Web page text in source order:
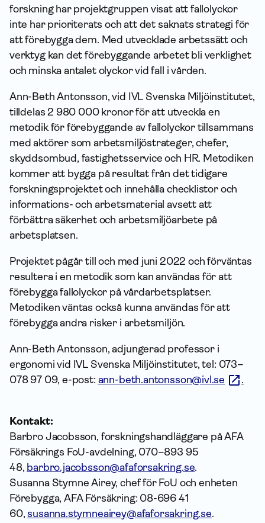
forskning har projektgruppen visat att fallolyckor
inte har prioriterats och att det saknats strategi för
att förebygga dem. Med utvecklade arbetssätt och
verktyg kan det förebyggande arbetet bli verklighet
och minska antalet olyckor vid fall i vården.
Ann-Beth Antonsson, vid IVL Svenska Miljöinstitutet,
tilldelas 2 980 000 kronor för att utveckla en
metodik för förebyggande av fallolyckor tillsammans
med aktörer som arbetsmiljöstrateger, chefer,
skyddsombud, fastighetsservice och HR. Metodiken
kommer att bygga på resultat från det tidigare
forskningsprojektet och innehålla checklistor och
informations- och arbetsmaterial avsett att
förbättra säkerhet och arbetsmiljöarbete på
arbetsplatsen.
Projektet pågår till och med juni 2022 och förväntas
resultera i en metodik som kan användas för att
förebygga fallolyckor på vårdarbetsplatser.
Metodiken väntas också kunna användas för att
förebygga andra risker i arbetsmiljön.
Ann-Beth Antonsson, adjungerad professor i
ergonomi vid IVL Svenska Miljöinstitutet, tel: 073–
078 97 09, e-post: ann-beth.antonsson@ivl.se .
Kontakt:
Barbro Jacobsson, forskningshandläggare på AFA
Försäkrings FoU-avdelning, 070–893 95
48, barbro.jacobsson@afaforsakring.se.
Susanna Stymne Airey, chef för FoU och enheten
Förebygga, AFA Försäkring: 08-696 41
60,susanna.stymneairey@afaforsakring.se.